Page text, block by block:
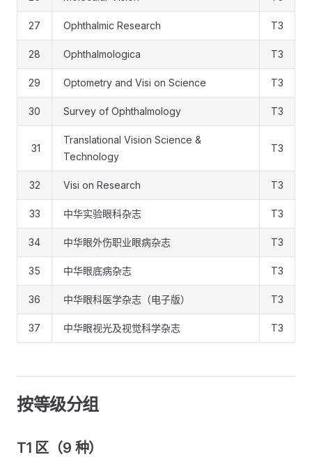
27 Ophthalmic Research T3
28 Ophthalmologica T3
29 Optometry and Visi on Science T3
30 Survey of Ophthalmology T3
31
Translational Vision Science &
Technology
T3
32 Visi on Research T3
33 中华实验眼科杂志 T3
34 中华眼外伤职业眼病杂志 T3
35 中华眼底病杂志 T3
36 中华眼科医学杂志（电子版） T3
37 中华眼视光及视觉科学杂志 T3
按等级分组
T1 区（9 种）